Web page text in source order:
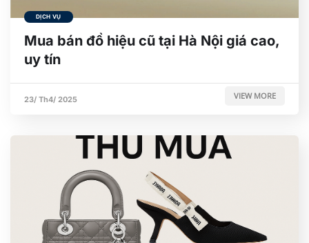
DỊCH VỤ
Mua bán đồ hiệu cũ tại Hà Nội giá cao,
uy tín
23/ Th4/ 2025 VIEW MORE